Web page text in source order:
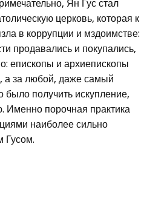
Ян Гус стал
церковь, которая к
в коррупции и мздоимстве:
продавались и покупались,
епископы и архиепископы
а за любой, даже самый
получить искупление,
Именно порочная практика
наиболее сильно
Гусом.